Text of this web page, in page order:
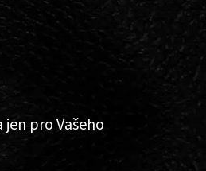
pro Vašeho